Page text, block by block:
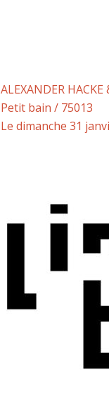
ALEXANDER
Petit bain / 75013
Le dimanche 31